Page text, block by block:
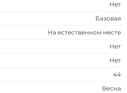
Нет
Базовая
На естественном месте
Нет
Нет
44
Весна